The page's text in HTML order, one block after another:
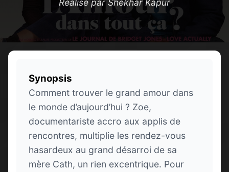
Synopsis
Comment trouver le grand amour dans
le monde d’aujourd’hui ? Zoe,
documentariste accro aux applis de
rencontres, multiplie les rendez-vous
hasardeux au grand désarroi de sa
mère Cath, un rien excentrique. Pour